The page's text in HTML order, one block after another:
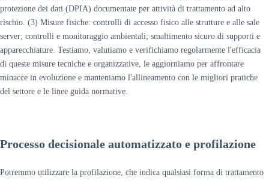
protezione dei dati (DPIA) documentate per attività di trattamento ad alto
rischio. (3) Misure fisiche: controlli di accesso fisico alle strutture e alle sale
server; controlli e monitoraggio ambientali; smaltimento sicuro di supporti e
apparecchiature. Testiamo, valutiamo e verifichiamo regolarmente l'efficacia
di queste misure tecniche e organizzative, le aggiorniamo per affrontare
minacce in evoluzione e manteniamo l'allineamento con le migliori pratiche
del settore e le linee guida normative.
Processo decisionale automatizzato e profilazione
Potremmo utilizzare la profilazione, che indica qualsiasi forma di trattamento